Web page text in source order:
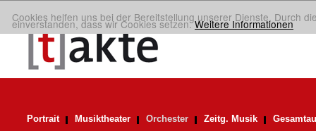
Cookies helfen uns bei der Bereitstellung unserer Dienste. Durch
einverstanden, dass wir Cookies setzen.Weitere Informationen
Portrait Musiktheater Orchester Zeitg. Musik